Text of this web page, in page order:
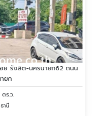
ย รังสิต-นครนายก62 ถนน
ยก
ร.ว.
านี